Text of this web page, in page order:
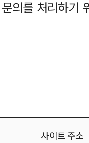
의를 처리하기
사이트 주소